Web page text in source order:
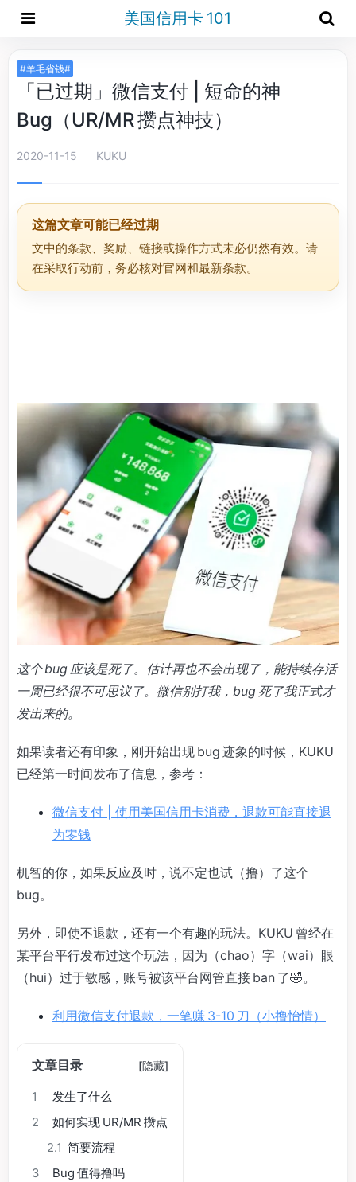
美国信用卡 101
#羊毛省钱#
「已过期」微信支付 | 短命的神
Bug（UR/MR 攒点神技）
2020-11-15 KUKU
这篇文章可能已经过期
文中的条款、奖励、链接或操作方式未必仍然有效。请
在采取行动前，务必核对官网和最新条款。
这个 bug 应该是死了。估计再也不会出现了，能持续存活
一周已经很不可思议了。微信别打我，bug 死了我正式才
发出来的。
如果读者还有印象，刚开始出现 bug 迹象的时候，KUKU
已经第一时间发布了信息，参考：
微信支付 | 使用美国信用卡消费，退款可能直接退
为零钱
机智的你，如果反应及时，说不定也试（撸）了这个
bug。
另外，即使不退款，还有一个有趣的玩法。KUKU 曾经在
某平台平行发布过这个玩法，因为（chao）字（wai）眼
（hui）过于敏感，账号被该平台网管直接 ban 了🤣。
利用微信支付退款，一笔赚 3-10 刀（小撸怡情）
文章目录 [隐藏]
1
发生了什么
2
如何实现 UR/MR 攒点
2.1 简要流程
3
Bug 值得撸吗